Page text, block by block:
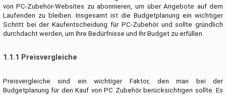
von PC-Zubehör-Websites zu abonnieren, um über Angebote auf dem
Laufenden zu bleiben. Insgesamt ist die Budgetplanung ein wichtiger
Schritt bei der Kaufentscheidung für PC-Zubehör und sollte gründlich
durchdacht werden, um Ihre Bedürfnisse und Ihr Budget zu erfüllen.
1.1.1 Preisvergleiche
Preisvergleiche sind ein wichtiger Faktor, den man bei der
Budgetplanung für den Kauf von PC Zubehör berücksichtigen sollte. Es